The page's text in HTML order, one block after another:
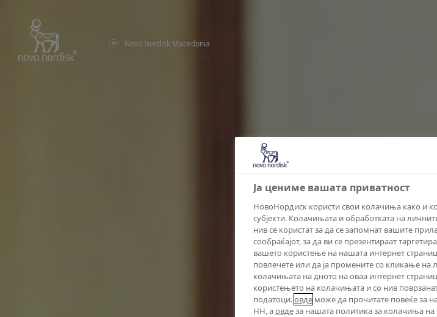
Novo Nordisk Macedonia
Ја цениме вашата приватност
НовоНордиск користи свои колачиња како и
субјекти. Колачињата и обработката на
нив се користат за да се запомнат вашите
сообраќајот, за да ви се презентираат
вашето користење на нашата интернет
повлечете или да ја промените со кликање на
колачињата на дното на оваа интернет
користењето на колачињата и со нив
податоци.овдеможе да прочитате повеќе за
НН, аовдеза нашата политика за колачиња